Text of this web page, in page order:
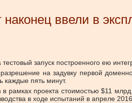
ввели в
запуск построенного ею
на задувку первой
пять минут.
рамках проекта стоимостью $11
в ходе испытаний в апреле